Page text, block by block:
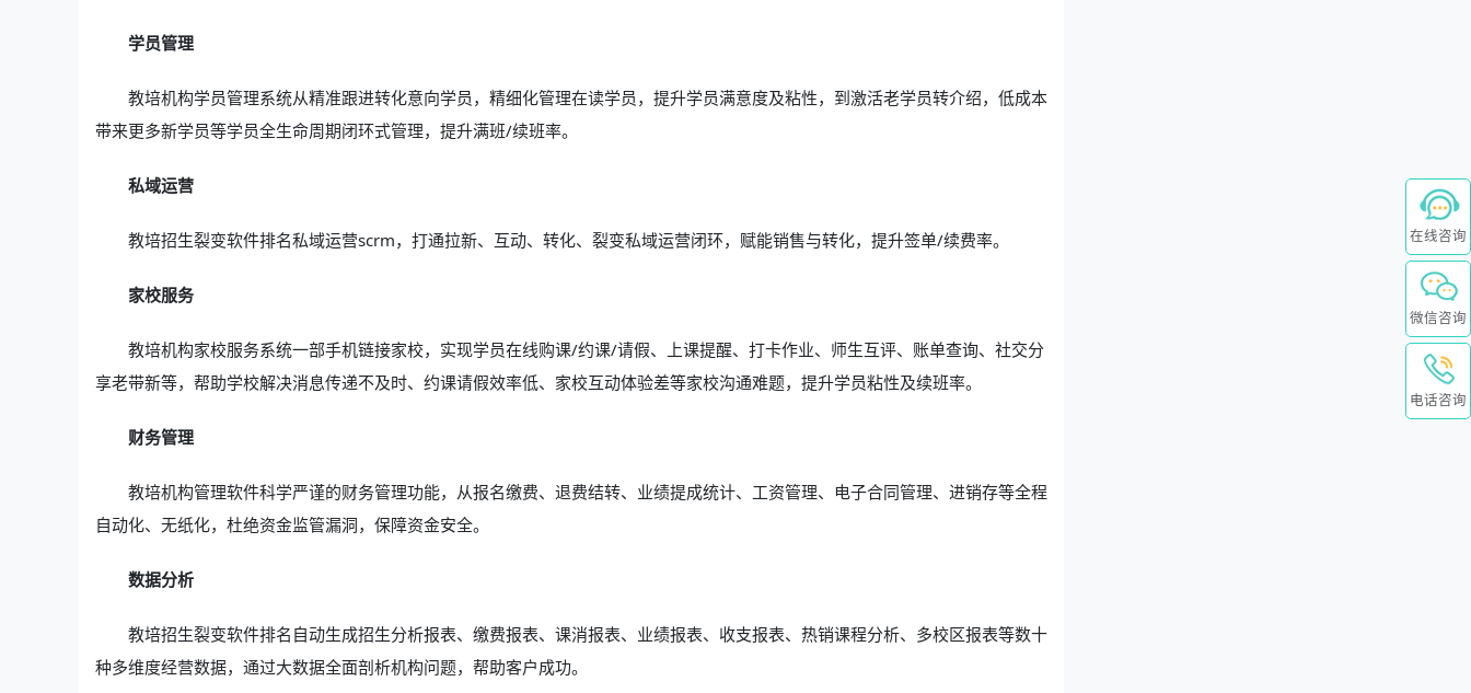
学员管理
教培机构学员管理系统从精准跟进转化意向学员，精细化管理在读学员，提升学员满意度及粘性，到激活老学员转介绍，低成本
带来更多新学员等学员全生命周期闭环式管理，提升满班/续班率。
私域运营
教培招生裂变软件排名私域运营scrm，打通拉新、互动、转化、裂变私域运营闭环，赋能销售与转化，提升签单/续费率。
家校服务
教培机构家校服务系统一部手机链接家校，实现学员在线购课/约课/请假、上课提醒、打卡作业、师生互评、账单查询、社交分
享老带新等，帮助学校解决消息传递不及时、约课请假效率低、家校互动体验差等家校沟通难题，提升学员粘性及续班率。
财务管理
教培机构管理软件科学严谨的财务管理功能，从报名缴费、退费结转、业绩提成统计、工资管理、电子合同管理、进销存等全程
自动化、无纸化，杜绝资金监管漏洞，保障资金安全。
数据分析
教培招生裂变软件排名自动生成招生分析报表、缴费报表、课消报表、业绩报表、收支报表、热销课程分析、多校区报表等数十
种多维度经营数据，通过大数据全面剖析机构问题，帮助客户成功。
在线咨询
微信咨询
电话咨询